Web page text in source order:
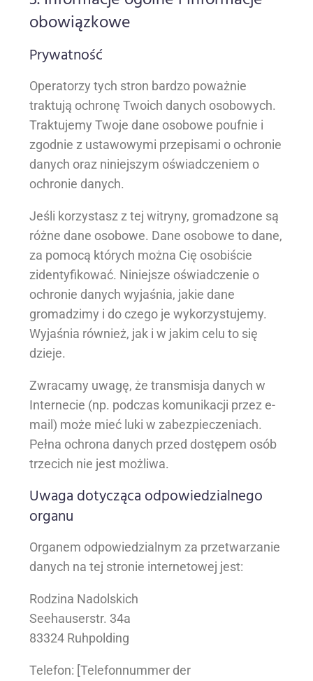
obowiązkowe
Prywatność
Operatorzy tych stron bardzo poważnie
traktują ochronę Twoich danych osobowych.
Traktujemy Twoje dane osobowe poufnie i
zgodnie z ustawowymi przepisami o ochronie
danych oraz niniejszym oświadczeniem o
ochronie danych.
Jeśli korzystasz z tej witryny, gromadzone są
różne dane osobowe. Dane osobowe to dane,
za pomocą których można Cię osobiście
zidentyfikować. Niniejsze oświadczenie o
ochronie danych wyjaśnia, jakie dane
gromadzimy i do czego je wykorzystujemy.
Wyjaśnia również, jak i w jakim celu to się
dzieje.
Zwracamy uwagę, że transmisja danych w
Internecie (np. podczas komunikacji przez e-
mail) może mieć luki w zabezpieczeniach.
Pełna ochrona danych przed dostępem osób
trzecich nie jest możliwa.
Uwaga dotycząca odpowiedzialnego
organu
Organem odpowiedzialnym za przetwarzanie
danych na tej stronie internetowej jest:
Rodzina Nadolskich
Seehauserstr. 34a
83324 Ruhpolding
Telefon: [Telefonnummer der